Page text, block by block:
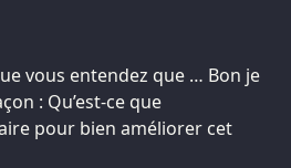
vous entendez que … Bon je
: Qu’est-ce que
pour bien améliorer cet